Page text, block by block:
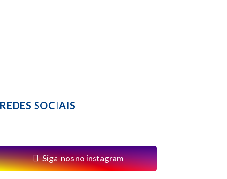
REDES SOCIAIS
Siga-nos no instagram